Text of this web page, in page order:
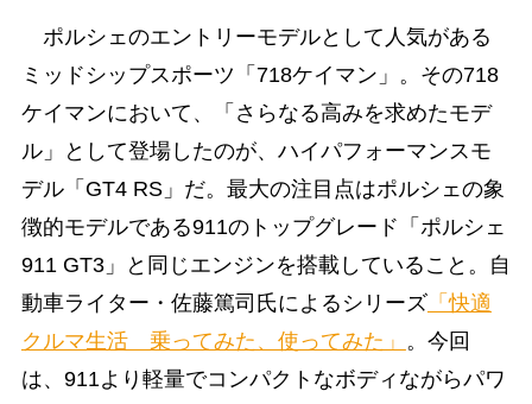
ポルシェのエントリーモデルとして人気がある
ミッドシップスポーツ「718ケイマン」。その718
ケイマンにおいて、「さらなる高みを求めたモデ
ル」として登場したのが、ハイパフォーマンスモ
デル「GT4 RS」だ。最大の注目点はポルシェの象
徴的モデルである911のトップグレード「ポルシェ
911 GT3」と同じエンジンを搭載していること。自
動車ライター・佐藤篤司氏によるシリーズ「快適
クルマ生活 乗ってみた、使ってみた」 。今回
は、911より軽量でコンパクトなボディながらパワ